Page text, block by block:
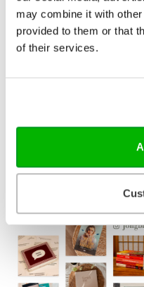
may combine it with
provided to them or that
of their services.
€ 22,99
€ 14,99
Gratis verzending
Gratis retourneren